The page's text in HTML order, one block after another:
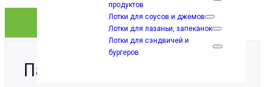
продуктов
Лотки для соусов и джемов
Лотки для лазаньи, запеканок
Лотки для сэндвичей и
бургеров
Параметры